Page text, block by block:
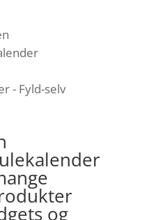
- Fyld-selv
og